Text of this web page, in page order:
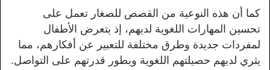
كما أن هذه النوعية من القصص للصغار تعمل على
تحسين المهارات اللغوية لديهم، إذ يتعرض الأطفال
لمفردات جديدة وطرق مختلفة للتعبير عن أفكارهم، مما
يثري لديهم حصيلتهم اللغوية ويطور قدرتهم على التواصل.